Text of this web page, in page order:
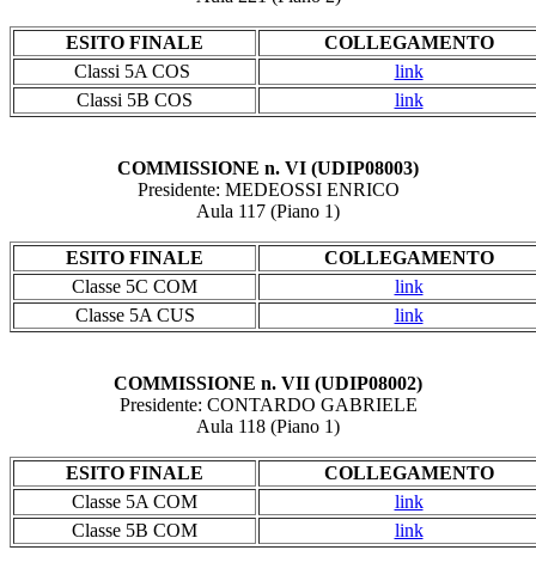
ESITO FINALE
COLLEGAMENTO
Classi 5A COS
link
Classi 5B COS
link
COMMISSIONE n. VI (UDIP08003)
Presidente: MEDEOSSI ENRICO
Aula 117 (Piano 1)
ESITO FINALE
COLLEGAMENTO
Classe 5C COM
link
Classe 5A CUS
link
COMMISSIONE n. VII (UDIP08002)
Presidente: CONTARDO GABRIELE
Aula 118 (Piano 1)
ESITO FINALE
COLLEGAMENTO
Classe 5A COM
link
Classe 5B COM
link